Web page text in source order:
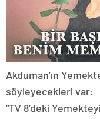
Akduman’ın
söyleyecekleri var:
“TV 8’deki